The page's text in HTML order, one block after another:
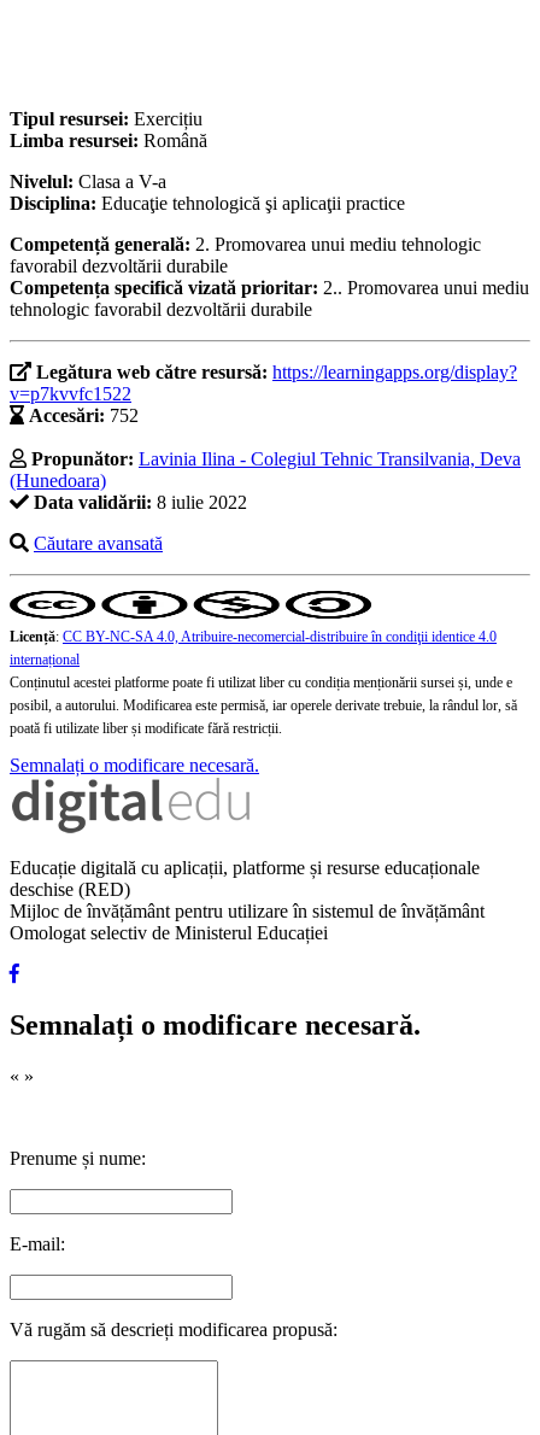
Tipul resursei: Exercițiu
Limba resursei: Română
Nivelul: Clasa a V-a
Disciplina: Educaţie tehnologică şi aplicaţii practice
Competență generală: 2. Promovarea unui mediu tehnologic
favorabil dezvoltării durabile
Competența specifică vizată prioritar: 2.. Promovarea unui mediu
tehnologic favorabil dezvoltării durabile
Legătura web către resursă: https://learningapps.org/display?
v=p7kvvfc1522
Accesări: 752
Propunător: Lavinia Ilina - Colegiul Tehnic Transilvania, Deva
(Hunedoara)
Data validării: 8 iulie 2022
Căutare avansată
Licență: CC BY-NC-SA 4.0, Atribuire-necomercial-distribuire în condiţii identice 4.0
internațional
Conținutul acestei platforme poate fi utilizat liber cu condiția menționării sursei și, unde e
posibil, a autorului. Modificarea este permisă, iar operele derivate trebuie, la rândul lor, să
poată fi utilizate liber și modificate fără restricții.
Semnalați o modificare necesară.
Educație digitală cu aplicații, platforme și resurse educaționale
deschise (RED)
Mijloc de învățământ pentru utilizare în sistemul de învățământ
Omologat selectiv de Ministerul Educației
Semnalați o modificare necesară.
« »
Prenume și nume:
E-mail:
Vă rugăm să descrieți modificarea propusă: